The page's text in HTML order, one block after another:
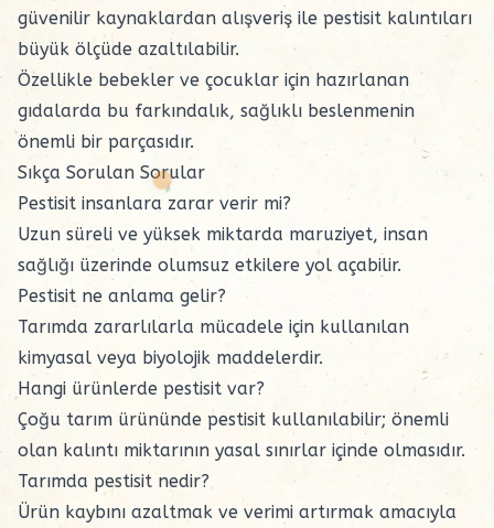
güvenilir kaynaklardan alışveriş ile pestisit kalıntıları
büyük ölçüde azaltılabilir.
Özellikle bebekler ve çocuklar için hazırlanan
gıdalarda bu farkındalık, sağlıklı beslenmenin
önemli bir parçasıdır.
Sıkça Sorulan Sorular
Pestisit insanlara zarar verir mi?
Uzun süreli ve yüksek miktarda maruziyet, insan
sağlığı üzerinde olumsuz etkilere yol açabilir.
Pestisit ne anlama gelir?
Tarımda zararlılarla mücadele için kullanılan
kimyasal veya biyolojik maddelerdir.
Hangi ürünlerde pestisit var?
Çoğu tarım ürününde pestisit kullanılabilir; önemli
olan kalıntı miktarının yasal sınırlar içinde olmasıdır.
Tarımda pestisit nedir?
Ürün kaybını azaltmak ve verimi artırmak amacıyla